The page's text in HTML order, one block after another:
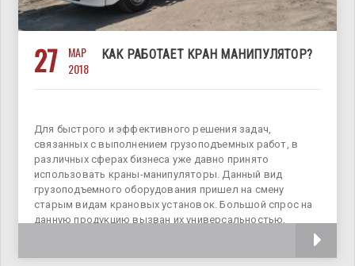
27
МАР
2018
КАК РАБОТАЕТ КРАН МАНИПУЛЯТОР?
Для быстрого и эффективного решения задач,
связанных с выполнением грузоподъемных работ, в
различных сферах бизнеса уже давно принято
использовать краны-манипуляторы. Данный вид
грузоподъемного оборудования пришел на смену
старым видам крановых установок. Большой спрос на
данную продукцию вызван их универсальностью,